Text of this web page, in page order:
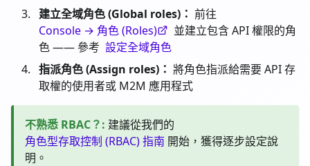
建立全域角色 (Global roles)： 前往
Console → 角色 (Roles)
並建立包含 API 權限的角
色 —— 參考 設定全域角色
指派角色 (Assign roles)： 將角色指派給需要 API 存
取權的使用者或 M2M 應用程式
不熟悉 RBAC？: 建議從我們的
角色型存取控制 (RBAC) 指南 開始，獲得逐步設定說
明。